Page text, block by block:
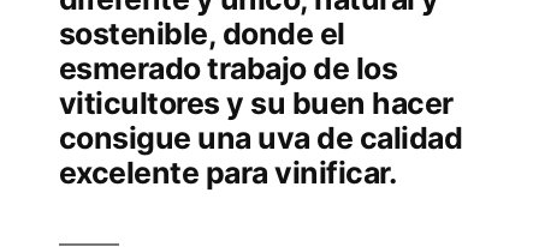
sostenible, donde el
esmerado trabajo de los
viticultores y su buen hacer
consigue una uva de calidad
excelente para vinificar.